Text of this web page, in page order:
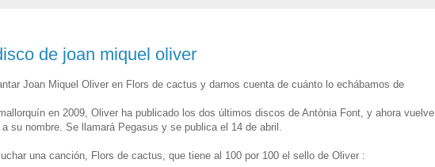
de joan miquel oliver
Joan Miquel Oliver en Flors de cactus y darnos cuenta de cuánto lo echábamos de
en 2009, Oliver ha publicado los dos últimos discos de Antònia Font, y ahora vuelve
su nombre. Se llamará Pegasus y se publica el 14 de abril.
una canción, Flors de cactus, que tiene al 100 por 100 el sello de Oliver :